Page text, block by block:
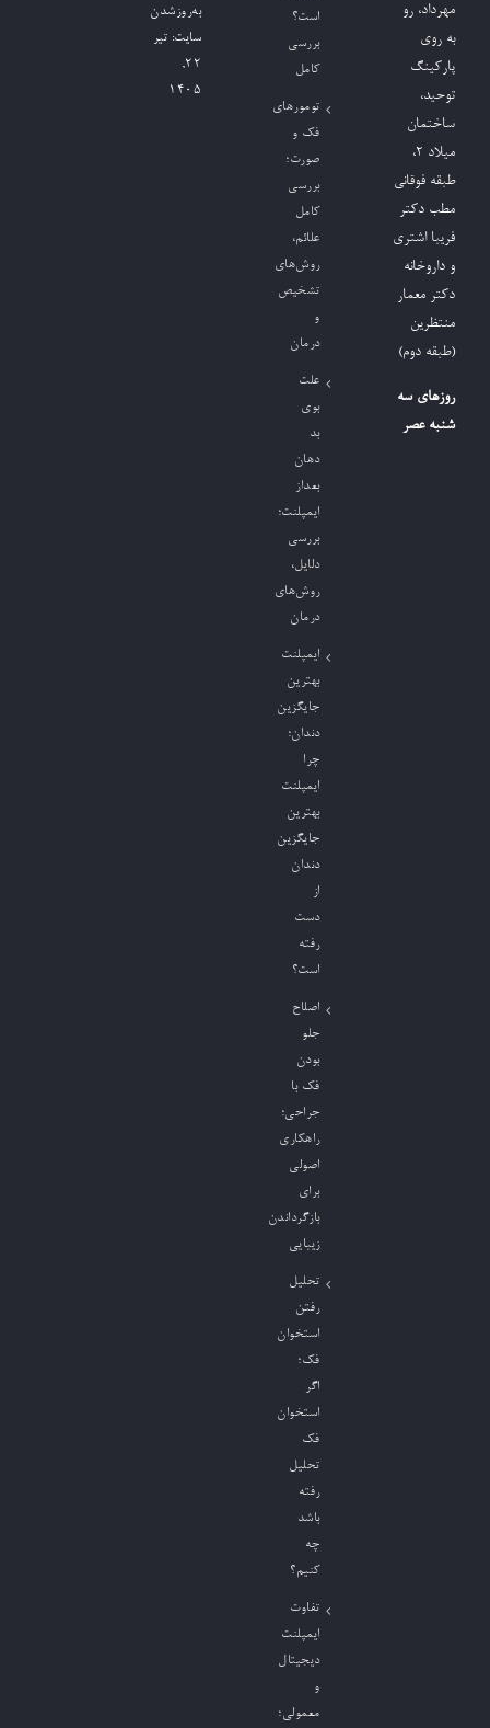
مهرداد، رو
به روی
پارکینگ
توحید،
ساختمان
میلاد ٢،
طبقه فوقانی
مطب دکتر
فریبا اشتری
و داروخانه
دکتر معمار
منتظرین
(طبقه دوم)
روزهای سه
شنبه عصر
است؟
بررسی
کامل
تومورهای
فک و
صورت؛
بررسی
کامل
علائم،
روش‌های
تشخیص
و
درمان
علت
بوی
بد
دهان
بعداز
ایمپلنت؛
بررسی
دلایل،
روش‌های
درمان
ایمپلنت
بهترین
جایگزین
دندان؛
چرا
ایمپلنت
بهترین
جایگزین
دندان
از
دست
رفته
است؟
اصلاح
جلو
بودن
فک با
جراحی؛
راهکاری
اصولی
برای
بازگرداندن
زیبایی
تحلیل
رفتن
استخوان
فک؛
اگر
استخوان
فک
تحلیل
رفته
باشد
چه
کنیم؟
تفاوت
ایمپلنت
دیجیتال
و
معمولی؛
به‌روزشدن
سایت: تیر
۲۲,
۱۴۰۵